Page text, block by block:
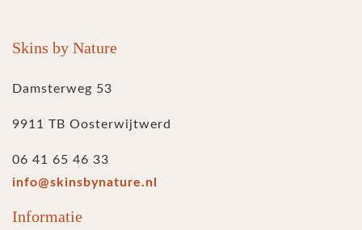
Skins by Nature
Damsterweg 53
9911 TB Oosterwijtwerd
06 41 65 46 33
info@skinsbynature.nl
Informatie